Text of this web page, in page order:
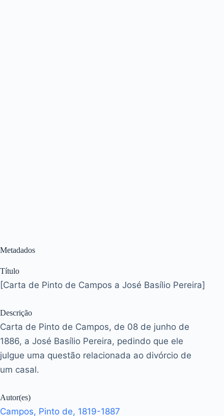
Metadados
Título
[Carta de Pinto de Campos a José Basílio Pereira]
Descrição
Carta de Pinto de Campos, de 08 de junho de
1886, a José Basílio Pereira, pedindo que ele
julgue uma questão relacionada ao divórcio de
um casal.
Autor(es)
Campos, Pinto de, 1819-1887